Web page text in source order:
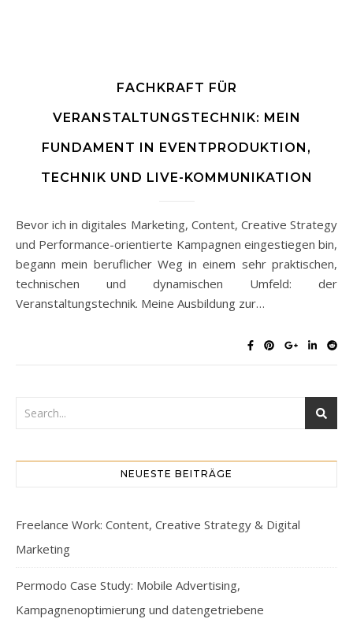
FACHKRAFT FÜR
VERANSTALTUNGSTECHNIK: MEIN
FUNDAMENT IN EVENTPRODUKTION,
TECHNIK UND LIVE-KOMMUNIKATION
Bevor ich in digitales Marketing, Content, Creative Strategy
und Performance-orientierte Kampagnen eingestiegen bin,
begann mein beruflicher Weg in einem sehr praktischen,
technischen und dynamischen Umfeld: der
Veranstaltungstechnik. Meine Ausbildung zur…
NEUESTE BEITRÄGE
Freelance Work: Content, Creative Strategy & Digital
Marketing
Permodo Case Study: Mobile Advertising,
Kampagnenoptimierung und datengetriebene